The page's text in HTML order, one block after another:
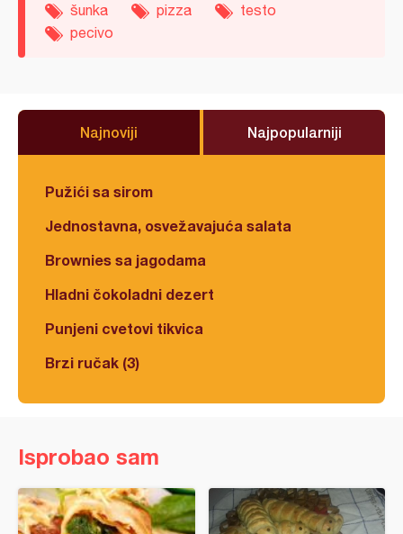
šunka pizza
testo
pecivo
Najnoviji Najpopularniji
Pužići sa sirom
Jednostavna, osvežavajuća salata
Brownies sa jagodama
Hladni čokoladni dezert
Punjeni cvetovi tikvica
Brzi ručak (3)
Isprobao sam